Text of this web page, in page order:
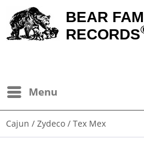
BEAR
RECORDS
Menu
Cajun / Zydeco / Tex Mex